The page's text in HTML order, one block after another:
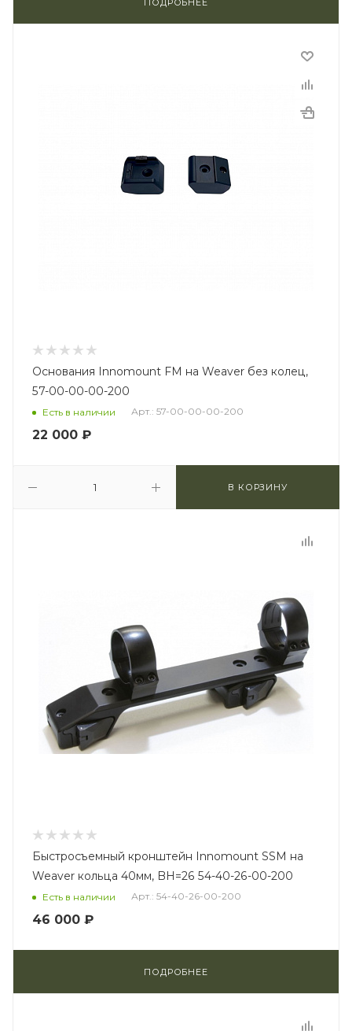
ПОДРОБНЕЕ
Основания Innomount FM на Weaver без колец,
57-00-00-00-200
Есть в наличии Арт.: 57-00-00-00-200
22 000 ₽
В КОРЗИНУ
Быстросъемный кронштейн Innomount SSM на
Weaver кольца 40мм, BH=26 54-40-26-00-200
Есть в наличии Арт.: 54-40-26-00-200
46 000 ₽
ПОДРОБНЕЕ